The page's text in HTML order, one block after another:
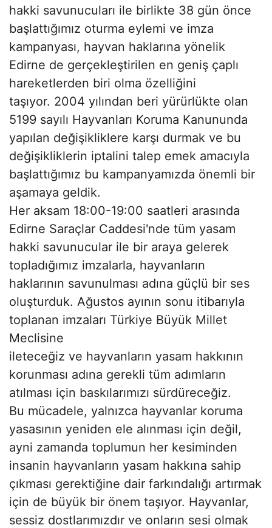
hakki savunucuları ile birlikte 38 gün önce
başlattığımız oturma eylemi ve imza
kampanyası, hayvan haklarına yönelik
Edirne de gerçekleştirilen en geniş çaplı
hareketlerden biri olma özelliğini
taşıyor. 2004 yılından beri yürürlükte olan
5199 sayılı Hayvanları Koruma Kanununda
yapılan değişikliklere karşı durmak ve bu
değişikliklerin iptalini talep emek amacıyla
başlattığımız bu kampanyamızda önemli bir
aşamaya geldik.
Her aksam 18:00-19:00 saatleri arasında
Edirne Saraçlar Caddesi'nde tüm yasam
hakki savunucular ile bir araya gelerek
topladığımız imzalarla, hayvanların
haklarının savunulması adına güçlü bir ses
oluşturduk. Ağustos ayının sonu itibarıyla
toplanan imzaları Türkiye Büyük Millet
Meclisine
ileteceğiz ve hayvanların yasam hakkının
korunması adına gerekli tüm adımların
atılması için baskılarımızı sürdüreceğiz.
Bu mücadele, yalnızca hayvanlar koruma
yasasının yeniden ele alınması için değil,
ayni zamanda toplumun her kesiminden
insanin hayvanların yasam hakkına sahip
çıkması gerektiğine dair farkındalığı artırmak
için de büyük bir önem taşıyor. Hayvanlar,
sessiz dostlarımızdır ve onların sesi olmak